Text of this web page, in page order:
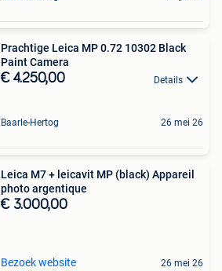
Prachtige Leica MP 0.72 10302 Black
Paint Camera
€ 4.250,00 Details
Baarle-Hertog 26 mei 26
Leica M7 + leicavit MP (black) Appareil
photo argentique
€ 3.000,00
Bezoek website 26 mei 26